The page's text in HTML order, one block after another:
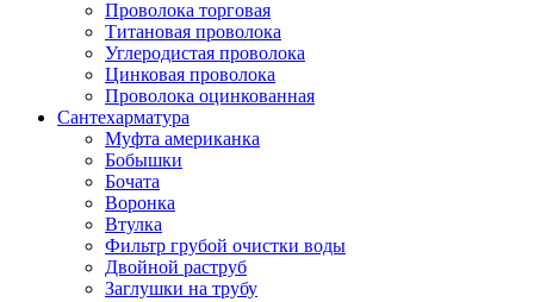
Проволока торговая
Титановая проволока
Углеродистая проволока
Цинковая проволока
Проволока оцинкованная
Сантехарматура
Муфта американка
Бобышки
Бочата
Воронка
Втулка
Фильтр грубой очистки воды
Двойной раструб
Заглушки на трубу